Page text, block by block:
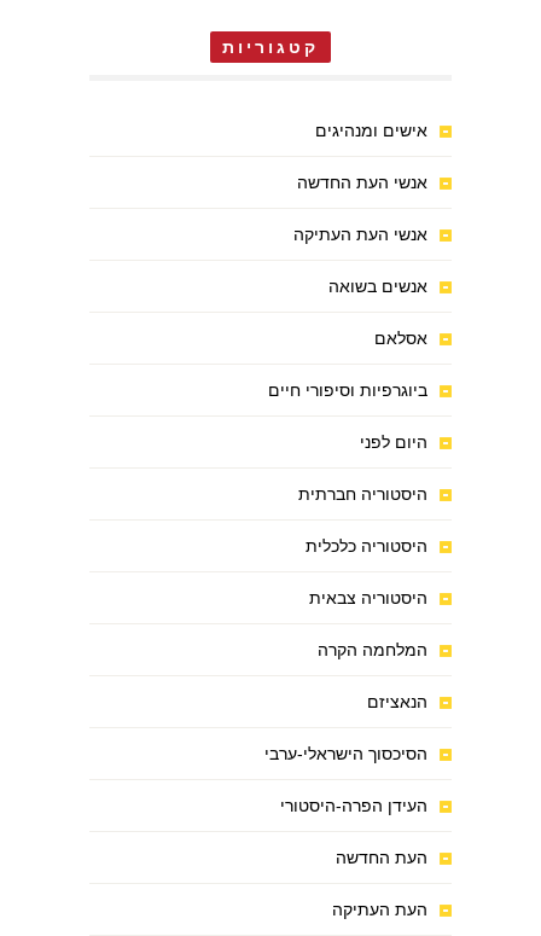
קטגוריות
אישים ומנהיגים
אנשי העת החדשה
אנשי העת העתיקה
אנשים בשואה
אסלאם
ביוגרפיות וסיפורי חיים
היום לפני
היסטוריה חברתית
היסטוריה כלכלית
היסטוריה צבאית
המלחמה הקרה
הנאציזם
הסיכסוך הישראלי-ערבי
העידן הפרה-היסטורי
העת החדשה
העת העתיקה